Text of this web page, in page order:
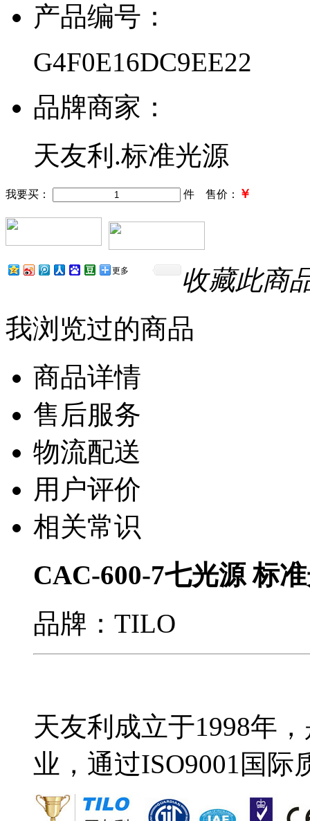
产品编号：
G4F0E16DC9EE22
品牌商家：
天友利.标准光源
我要买： 件 售价： ￥
收藏此商
更多
我浏览过的商品
商品详情
售后服务
物流配送
用户评价
相关常识
CAC-600-7七光源 标
品牌：TILO
天友利成立于1998年
业，通过ISO9001国际